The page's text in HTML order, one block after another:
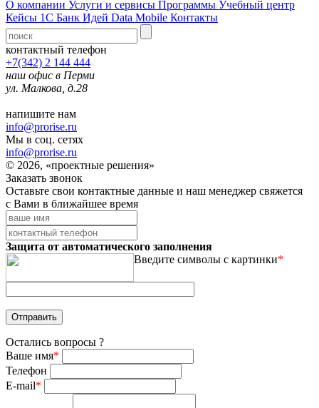
О компании Услуги и сервисы Программы Учебный центр
Кейсы 1С Банк Идей Data Mobile Контакты
контактный телефон
+7(342) 2 144 444
наш офис в Перми
ул. Малкова, д.28
напишите нам
info@prorise.ru
Мы в соц. сетях
info@prorise.ru
© 2026, «проектные решения»
Заказать звонок
Оставьте свои контактные данные и наш менеджер свяжется
с Вами в ближайшее время
Защита от автоматического заполнения
Введите символы с картинки*
Остались вопросы ?
Ваше имя*
Телефон
E-mail*